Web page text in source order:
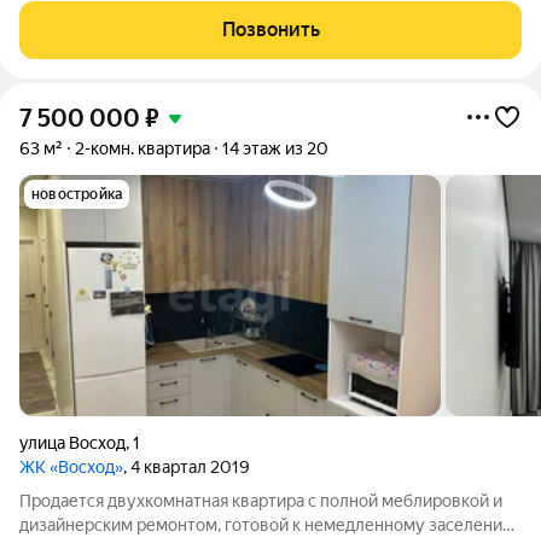
объединена с кухней, установлены панорамные тройные
стеклопакеты. За счет этого увеличено
Позвонить
7 500 000 ₽
63 м² 2-комн. квартира 14 этаж из 20
новостройка
улица Восход,1
ЖК «Восход», 4 квартал 2019
Продается двухкомнатная квартира с полной меблировкой и
дизайнерским ремонтом, готовой к немедленному заселению.